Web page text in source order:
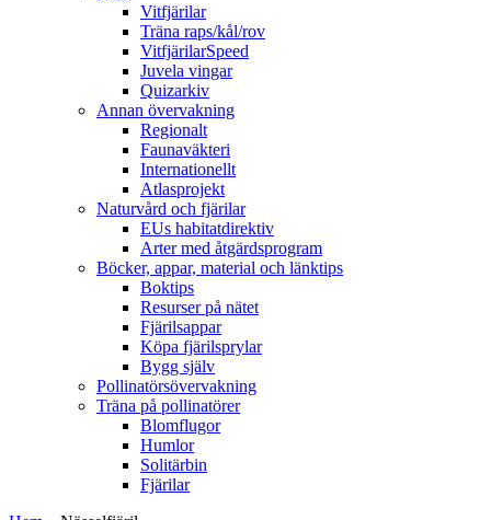
Vitfjärilar
Träna raps/kål/rov
VitfjärilarSpeed
Juvela vingar
Quizarkiv
Annan övervakning
Regionalt
Faunaväkteri
Internationellt
Atlasprojekt
Naturvård och fjärilar
EUs habitatdirektiv
Arter med åtgärdsprogram
Böcker, appar, material och länktips
Boktips
Resurser på nätet
Fjärilsappar
Köpa fjärilsprylar
Bygg själv
Pollinatörsövervakning
Träna på pollinatörer
Blomflugor
Humlor
Solitärbin
Fjärilar